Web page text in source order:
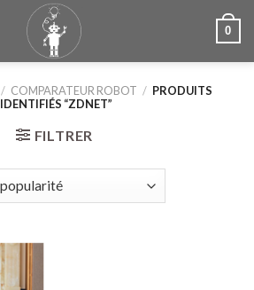
0
/ COMPARATEUR ROBOT / PRODUITS
IDENTIFIÉS “ZDNET”
FILTRER